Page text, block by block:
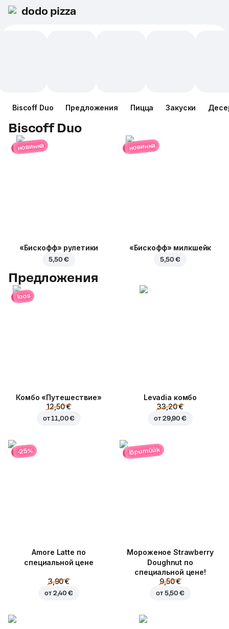
dodo pizza
Biscoff Duo Предложения Пицца Закуски
Biscoff Duo
новинка
«Бискофф» рулетики
5,50 €
новинка
«Бискофф» милкшейк
5,50 €
Предложения
loos
Комбо «Путешествие»
12,50 €
от11,00 €
Levadia комбо
33,20 €
от 29,90 €
-25%
Amore Latte по
специальной цене
3,90 €
от 2,40 €
lõpumüük
Мороженое Strawberry
Doughnut по
специальной цене!
9,50 €
от 5,50 €